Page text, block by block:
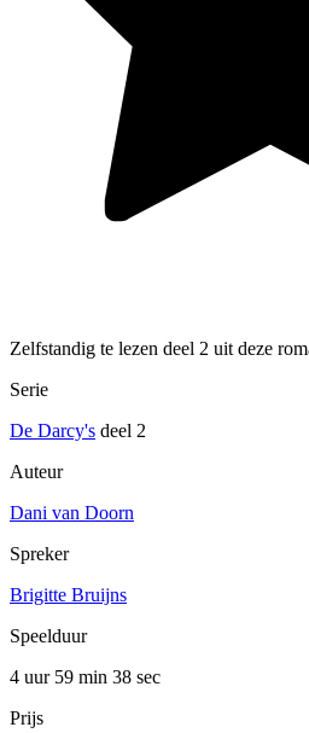
Zelfstandig te lezen deel 2 uit deze
Serie
De Darcy's deel 2
Auteur
Dani van Doorn
Spreker
Brigitte Bruijns
Speelduur
4 uur 59 min 38 sec
Prijs